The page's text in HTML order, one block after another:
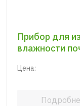
Прибор для
влажности
Цена: